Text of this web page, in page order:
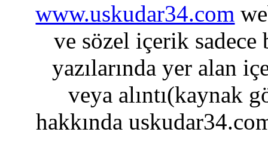
www.uskudar34.com
ve sözel içerik sadece
yazılarında yer alan
veya alıntı(kaynak
hakkında